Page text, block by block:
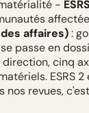
-
des affaires):
passe en
cinq
ESRS
nos revues,